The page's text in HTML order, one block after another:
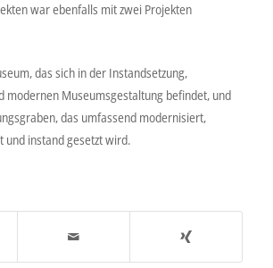
war ebenfalls mit zwei Projekten
das sich in der Instandsetzung,
modernen Museumsgestaltung befindet, und
das umfassend modernisiert,
und instand gesetzt wird.